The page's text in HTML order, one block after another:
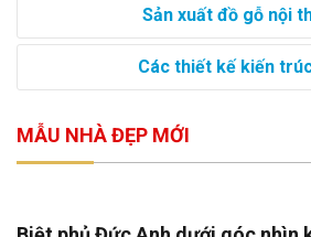
Sản xuất đồ gỗ nội
Các thiết kế kiến
MẪU NHÀ ĐẸP MỚI